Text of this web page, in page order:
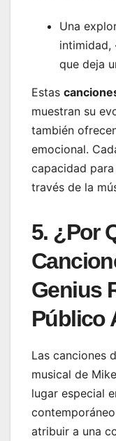
Una
intimidad,
que deja
Estas
muestran su
también
emocional.
capacidad
través de la
5. ¿Por
Genius
Público
Las canciones
musical de
lugar especial
atribuir a una